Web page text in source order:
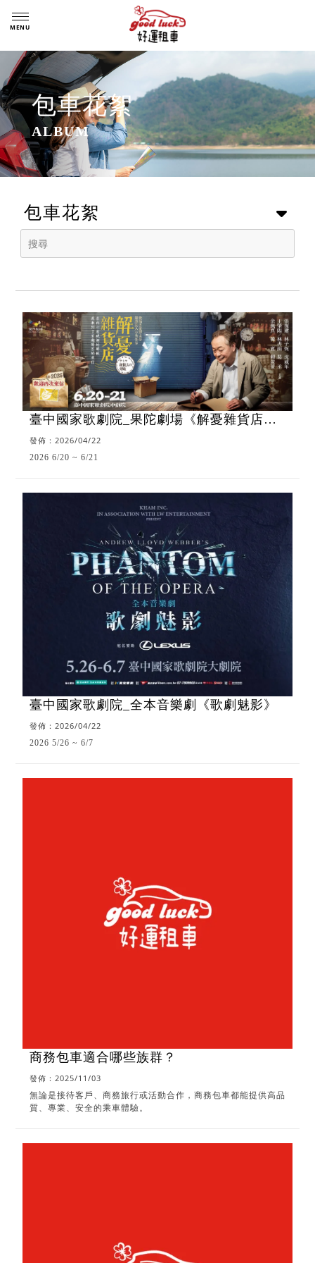
包車花絮
包車花絮
臺中國家歌劇院_果陀劇場《解憂雜貨店》
2026歡迎再次來信
發佈：2026/04/22
2026 6/20 ~ 6/21
臺中國家歌劇院_全本音樂劇《歌劇魅影》
發佈：2026/04/22
2026 5/26 ~ 6/7
商務包車適合哪些族群？
發佈：2025/11/03
無論是接待客戶、商務旅行或活動合作，商務包車都能提供高品
質、專業、安全的乘車體驗。